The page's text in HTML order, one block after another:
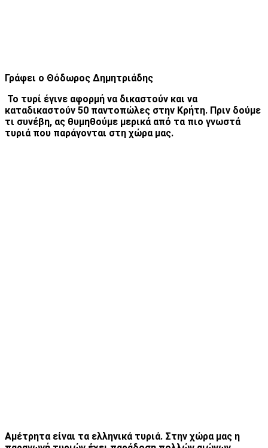
Γράφει ο Θόδωρος Δημητριάδης
Το τυρί έγινε αφορμή να δικαστούν και να
καταδικαστούν 50 παντοπώλες στην Κρήτη. Πριν δούμε
τι συνέβη, ας θυμηθούμε μερικά από τα πιο γνωστά
τυριά που παράγονται στη χώρα μας.
Αμέτρητα είναι τα ελληνικά τυριά. Στην χώρα μας η